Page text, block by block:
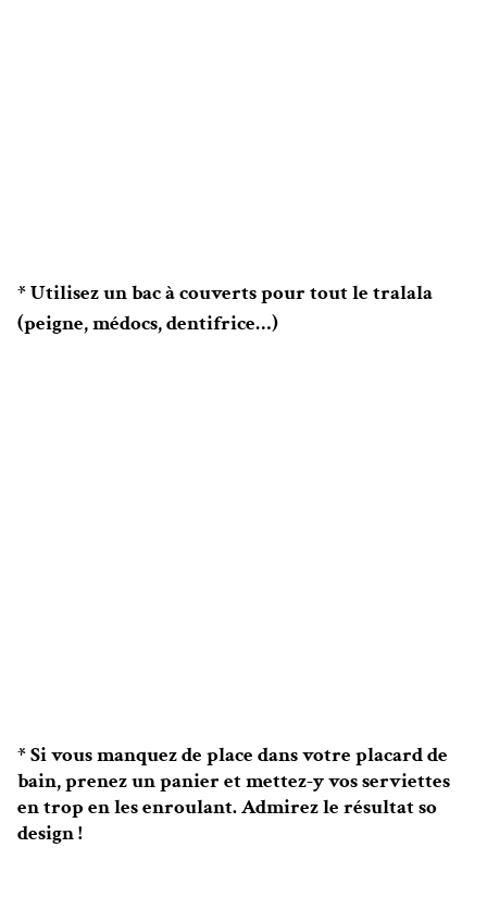
* Utilisez un bac à couverts pour tout le tralala
(peigne, médocs, dentifrice…)
* Si vous manquez de place dans votre placard de
bain, prenez un panier et mettez-y vos serviettes
en trop en les enroulant. Admirez le résultat so
design !